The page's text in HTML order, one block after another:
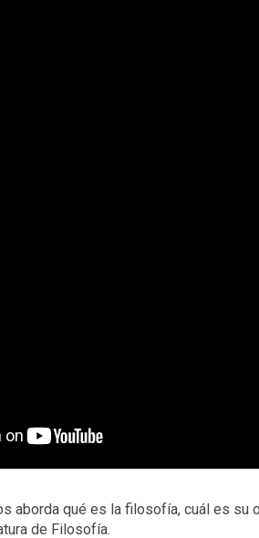
aborda qué es la filosofía, cuál es su
de Filosofía.